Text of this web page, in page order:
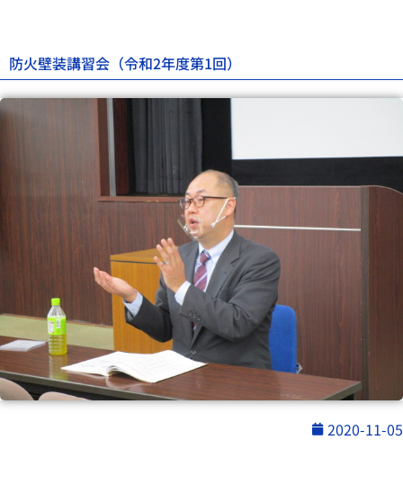
防火壁装講習会（令和2年度第1回）
2020-11-05